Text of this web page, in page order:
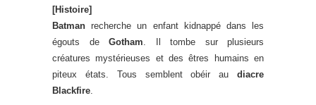
[Histoire]
Batman recherche un enfant kidnappé dans les
égouts de Gotham. Il tombe sur plusieurs
créatures mystérieuses et des êtres humains en
piteux états. Tous semblent obéir au diacre
Blackfire.